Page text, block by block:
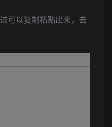
可以复制粘贴出来，去